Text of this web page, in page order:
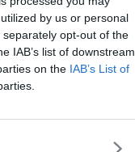
by us or personal
opt-out of the
IAB’s list of downstream
on the IAB’s List of